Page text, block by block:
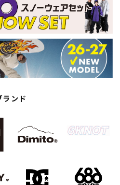
SUPPORT
ンド